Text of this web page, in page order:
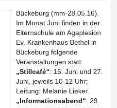
Bückeburg (mm-28.05.16).
Im Monat Juni finden in der
Elternschule am Agaplesion
Ev. Krankenhaus Bethel in
Bückeburg folgende
Veranstaltungen statt.
„Stillcafé“: 16. Juni und 27.
Juni, jeweils 10-12 Uhr;
Leitung: Melanie Lieker.
„Informationsabend“: 29.